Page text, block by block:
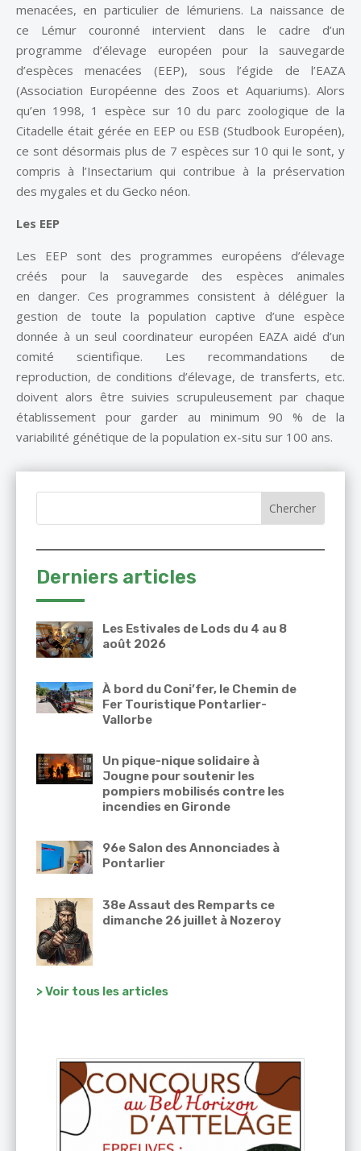
menacées, en particulier de lémuriens. La naissance de
ce Lémur couronné intervient dans le cadre d’un
programme d’élevage européen pour la sauvegarde
d’espèces menacées (EEP), sous l’égide de l’EAZA
(Association Européenne des Zoos et Aquariums). Alors
qu’en 1998, 1 espèce sur 10 du parc zoologique de la
Citadelle était gérée en EEP ou ESB (Studbook Européen),
ce sont désormais plus de 7 espèces sur 10 qui le sont, y
compris à l’Insectarium qui contribue à la préservation
des mygales et du Gecko néon.
Les EEP
Les EEP sont des programmes européens d’élevage
créés pour la sauvegarde des espèces animales
en danger. Ces programmes consistent à déléguer la
gestion de toute la population captive d’une espèce
donnée à un seul coordinateur européen EAZA aidé d’un
comité scientifique. Les recommandations de
reproduction, de conditions d’élevage, de transferts, etc.
doivent alors être suivies scrupuleusement par chaque
établissement pour garder au minimum 90 % de la
variabilité génétique de la population ex-situ sur 100 ans.
Derniers articles
Les Estivales de Lods du 4 au 8
août 2026
À bord du Coni’fer, le Chemin de
Fer Touristique Pontarlier-
Vallorbe
Un pique-nique solidaire à
Jougne pour soutenir les
pompiers mobilisés contre les
incendies en Gironde
96e Salon des Annonciades à
Pontarlier
38e Assaut des Remparts ce
dimanche 26 juillet à Nozeroy
> Voir tous les articles